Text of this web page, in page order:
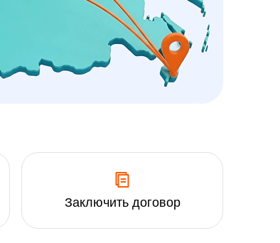
Заключить договор